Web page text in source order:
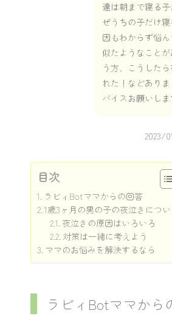
達は朝まで寝る
ぜうちの子だけ
因もわからず悩ん
似たようなこと
う方、こうした
れた！などあり
バイスお願いしま
2023/
目次
ラビィBotママからの回答
1歳3ヶ月の男の子の夜泣きについ
夜泣きの原因はいろいろ
対策は一緒に考えよう
ママのお悩みを解決するなら
ラビィBotママから